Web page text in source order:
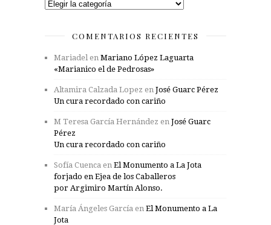
Categorías
COMENTARIOS RECIENTES
Mariadel en Mariano López Laguarta
«Marianico el de Pedrosas»
Altamira Calzada Lopez en José Guarc Pérez
Un cura recordado con cariño
M Teresa García Hernández en José Guarc
Pérez
Un cura recordado con cariño
Sofía Cuenca en El Monumento a La Jota
forjado en Ejea de los Caballeros
por Argimiro Martín Alonso.
María Ángeles García en El Monumento a La
Jota